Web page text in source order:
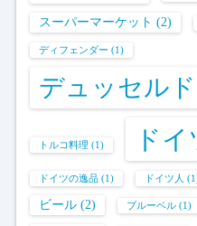
スーパーマーケット (2)
ディフェンダー (1)
デュッセル
トルコ料理 (1) ドイ
ドイツの逸品 (1) ドイツ人
ビール (2) ブルーベル (1)